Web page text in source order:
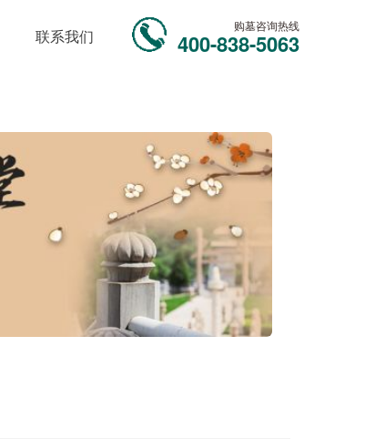
联系我们
购墓咨询热线
400-838-5063